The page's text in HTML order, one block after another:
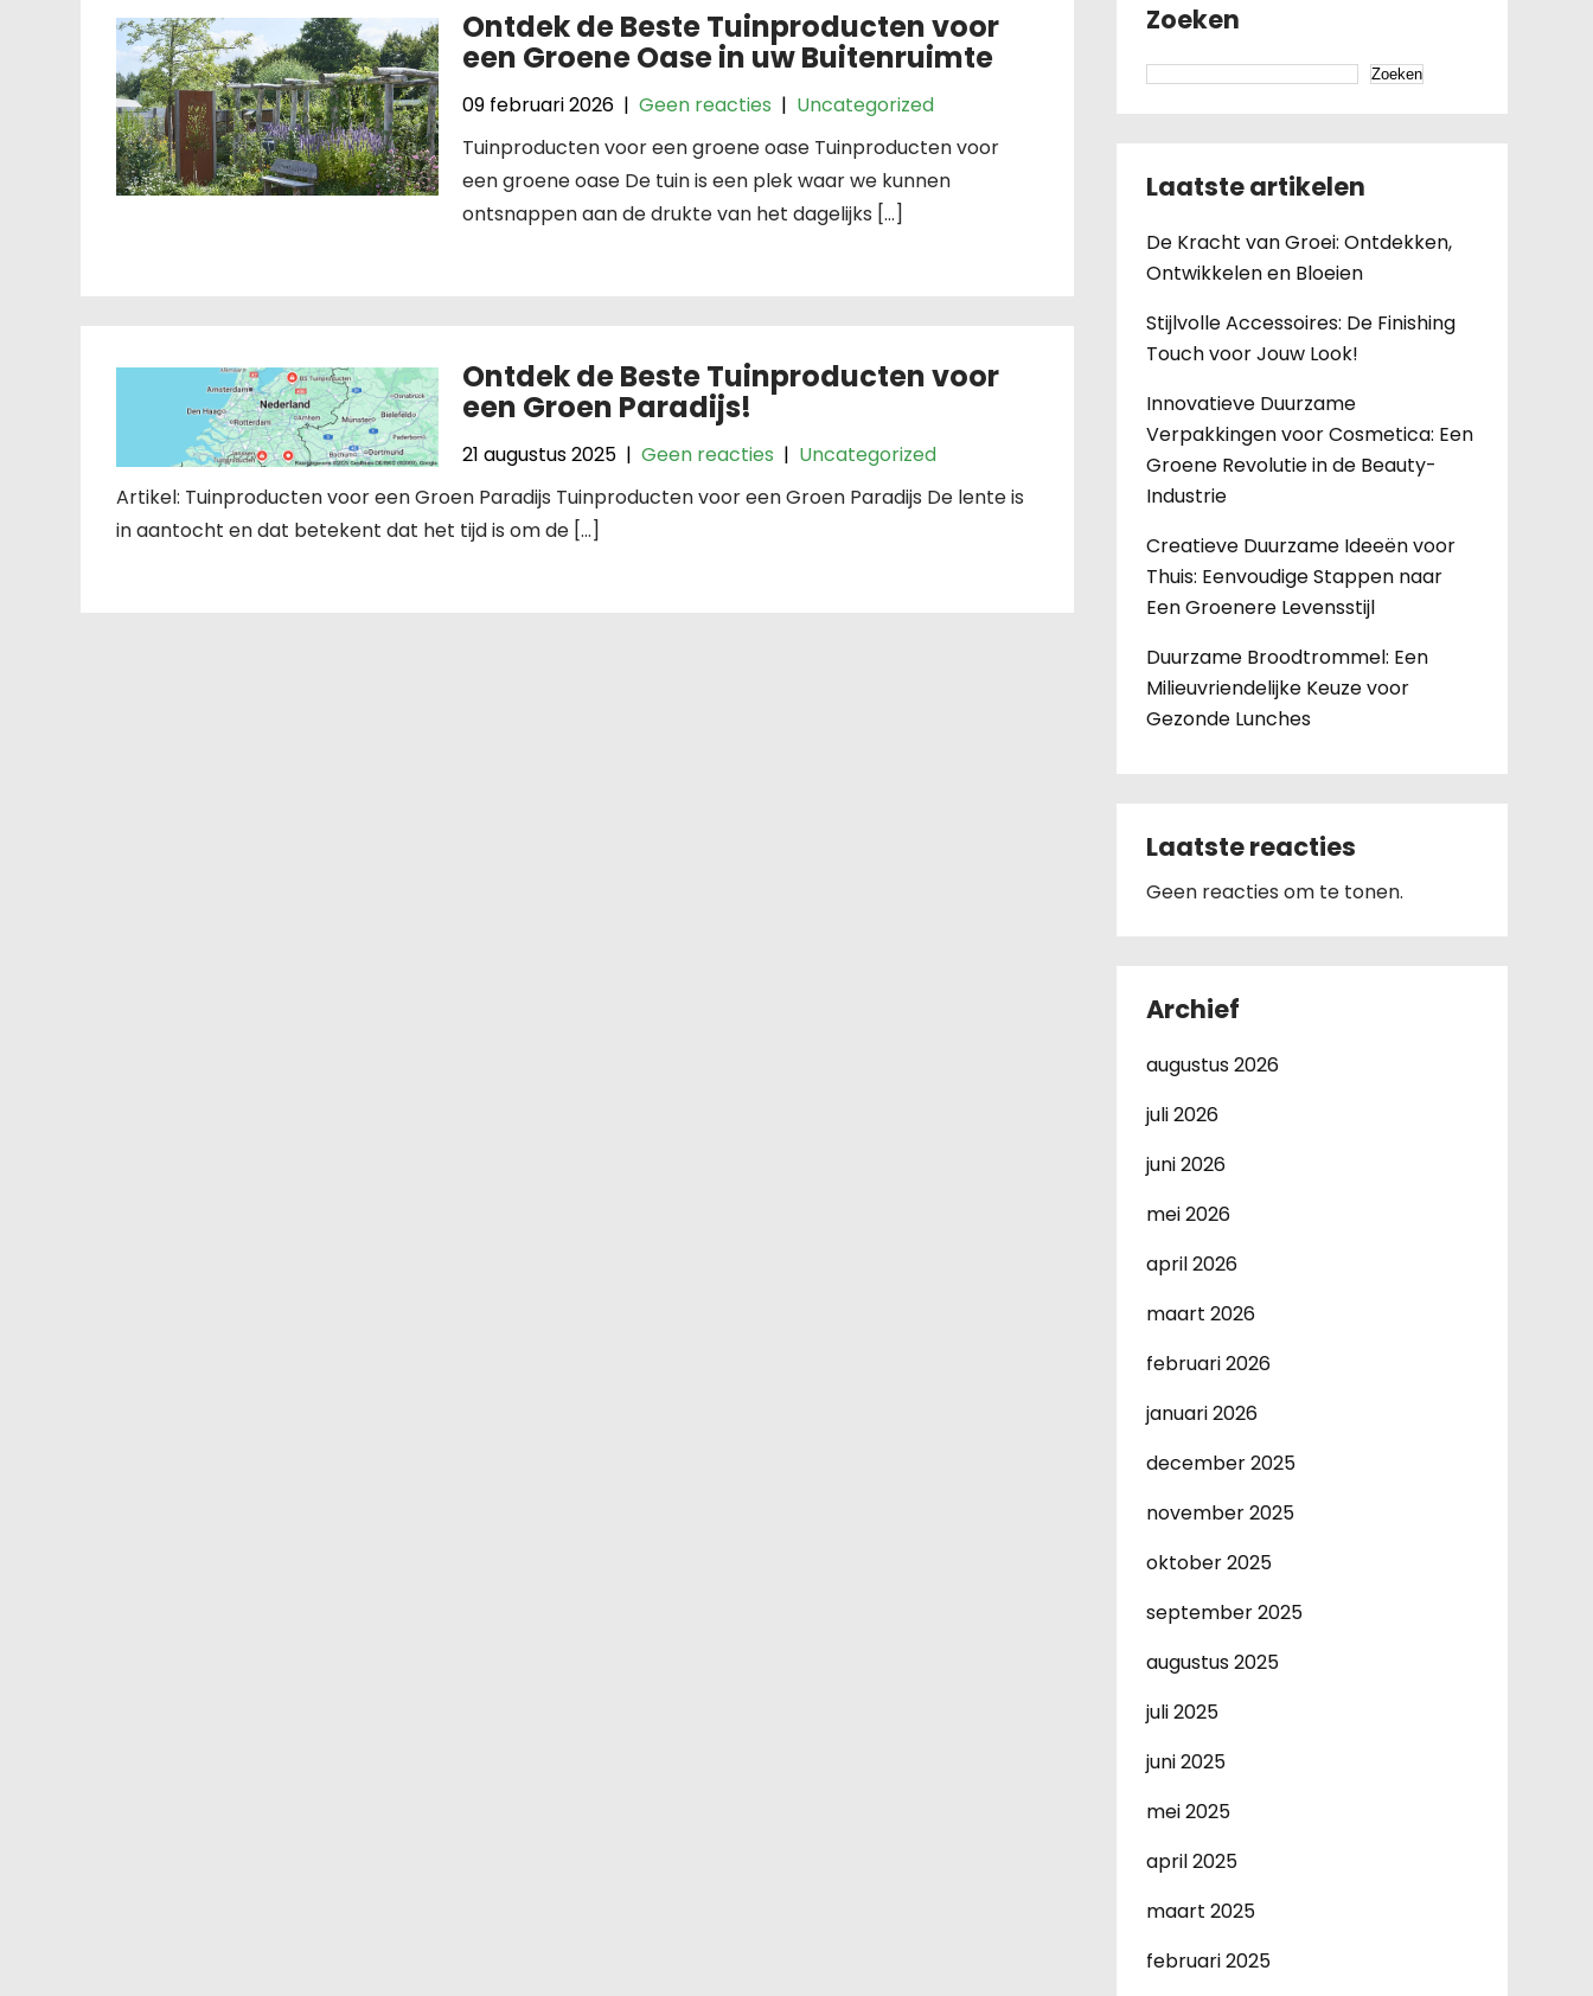
Ontdek de Beste Tuinproducten voor
een Groene Oase in uw Buitenruimte
09 februari 2026 |Geen reacties | Uncategorized
Tuinproducten voor een groene oase Tuinproducten voor
een groene oase De tuin is een plek waar we kunnen
ontsnappen aan de drukte van het dagelijks […]
Ontdek de Beste Tuinproducten voor
een Groen Paradijs!
21 augustus 2025 |Geen reacties | Uncategorized
Artikel: Tuinproducten voor een Groen Paradijs Tuinproducten voor een Groen Paradijs De lente is
in aantocht en dat betekent dat het tijd is om de […]
Zoeken
Zoeken
Laatste artikelen
De Kracht van Groei: Ontdekken,
Ontwikkelen en Bloeien
Stijlvolle Accessoires: De Finishing
Touch voor Jouw Look!
Innovatieve Duurzame
Verpakkingen voor Cosmetica: Een
Groene Revolutie in de Beauty-
Industrie
Creatieve Duurzame Ideeën voor
Thuis: Eenvoudige Stappen naar
Een Groenere Levensstijl
Duurzame Broodtrommel: Een
Milieuvriendelijke Keuze voor
Gezonde Lunches
Laatste reacties
Geen reacties om te tonen.
Archief
augustus 2026
juli 2026
juni 2026
mei 2026
april 2026
maart 2026
februari 2026
januari 2026
december 2025
november 2025
oktober 2025
september 2025
augustus 2025
juli 2025
juni 2025
mei 2025
april 2025
maart 2025
februari 2025